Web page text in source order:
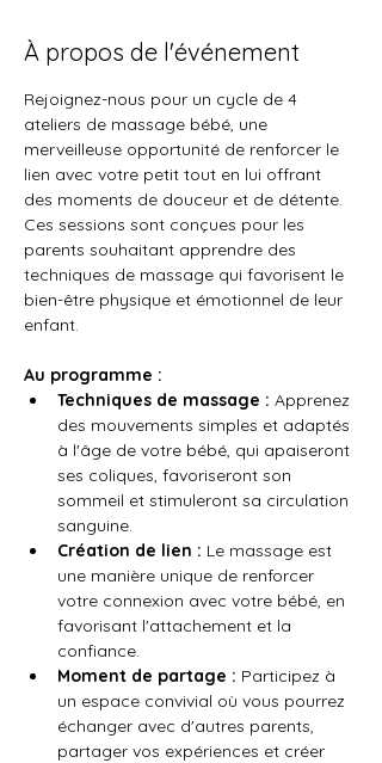
À propos de l'événement
Rejoignez-nous pour un cycle de 4
ateliers de massage bébé, une
merveilleuse opportunité de renforcer le
lien avec votre petit tout en lui offrant
des moments de douceur et de détente.
Ces sessions sont conçues pour les
parents souhaitant apprendre des
techniques de massage qui favorisent le
bien-être physique et émotionnel de leur
enfant.
Au programme :
Techniques de massage : Apprenez
des mouvements simples et adaptés
à l'âge de votre bébé, qui apaiseront
ses coliques, favoriseront son
sommeil et stimuleront sa circulation
sanguine.
Création de lien : Le massage est
une manière unique de renforcer
votre connexion avec votre bébé, en
favorisant l'attachement et la
confiance.
Moment de partage : Participez à
un espace convivial où vous pourrez
échanger avec d'autres parents,
partager vos expériences et créer